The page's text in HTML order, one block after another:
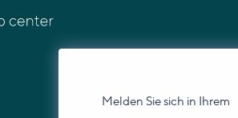
Melden Sie sich in Ihrem